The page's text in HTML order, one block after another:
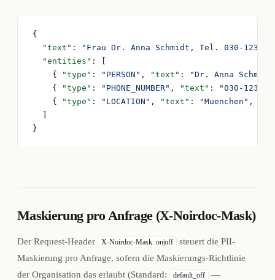
{
  "text"
:
"Frau Dr. Anna Schmidt, Tel. 030-
  "entities"
: [
    {
"type" : "PERSON" , "text" :
"Dr. Anna
    {
"type" : "PHONE_NUMBER" , "text" :
"030-
    {
"type" : "LOCATION" , "text" : "Muenchen" ,
}
Maskierung pro Anfrage (X-Noirdoc-Mask)
Der Request-Header X-Noirdoc-Mask: on|off
steuert die PII-
Maskierung pro Anfrage, sofern die Maskierungs-Richtlinie
der Organisation das erlaubt (Standard:
default_off
—